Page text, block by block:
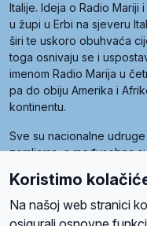
Italije. Ideja o Radio Mariji
u župi u Erbi na sjeveru
širi te uskoro obuhvaća
toga osnivaju se i
imenom Radio Marija u
pa do obiju Amerika i
kontinentu.
Sve su nacionalne
zemljama, a međusobna
Radio Maria). Svjetsku
kojima je i hrvatska
Koristimo
Na našoj web stranici